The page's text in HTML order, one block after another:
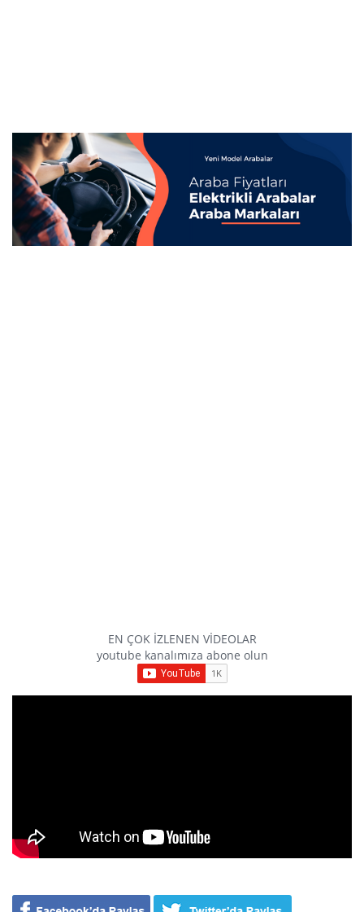
EN ÇOK İZLENEN VİDEOLAR
youtube kanalımıza abone olun